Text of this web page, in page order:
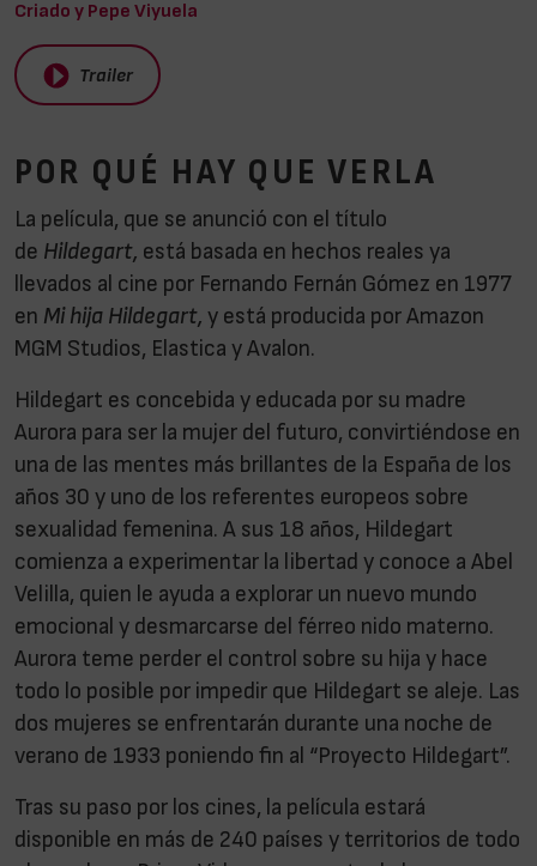
Criado y Pepe Viyuela
Trailer
POR QUÉ HAY QUE VERLA
La película, que se anunció con el título
de Hildegart, está basada en hechos reales ya
llevados al cine por Fernando Fernán Gómez en 1977
en Mi hija Hildegart, y está producida por Amazon
MGM Studios, Elastica y Avalon.
Hildegart es concebida y educada por su madre
Aurora para ser la mujer del futuro, convirtiéndose en
una de las mentes más brillantes de la España de los
años 30 y uno de los referentes europeos sobre
sexualidad femenina. A sus 18 años, Hildegart
comienza a experimentar la libertad y conoce a Abel
Velilla, quien le ayuda a explorar un nuevo mundo
emocional y desmarcarse del férreo nido materno.
Aurora teme perder el control sobre su hija y hace
todo lo posible por impedir que Hildegart se aleje. Las
dos mujeres se enfrentarán durante una noche de
verano de 1933 poniendo fin al “Proyecto Hildegart”.
Tras su paso por los cines, la película estará
disponible en más de 240 países y territorios de todo